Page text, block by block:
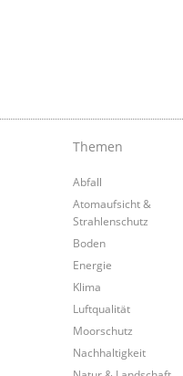
Themen
Abfall
Atomaufsicht &
Strahlenschutz
Boden
Energie
Klima
Luftqualität
Moorschutz
Nachhaltigkeit